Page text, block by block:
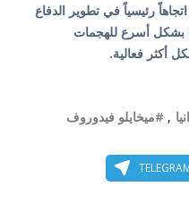
رئيسياً في تطوير الدفاع
بشكل أسرع للهجمات
أكثر فعالية.
, #ميخايلو فيدوروف